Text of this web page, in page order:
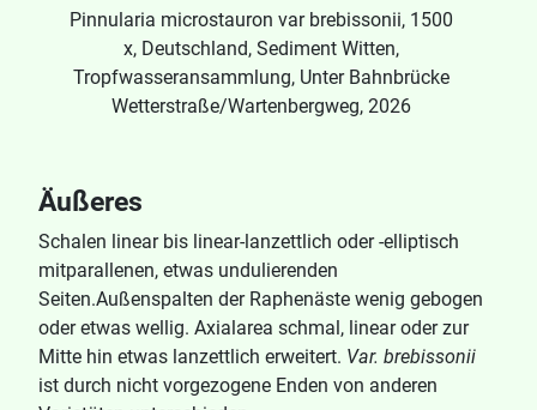
Pinnularia microstauron var brebissonii, 1500
x, Deutschland, Sediment Witten,
Tropfwasseransammlung, Unter Bahnbrücke
Wetterstraße/Wartenbergweg, 2026
Äußeres
Schalen linear bis linear-lanzettlich oder -elliptisch
mitparallenen, etwas undulierenden
Seiten.Außenspalten der Raphenäste wenig gebogen
oder etwas wellig. Axialarea schmal, linear oder zur
Mitte hin etwas lanzettlich erweitert. Var. brebissonii
ist durch nicht vorgezogene Enden von anderen